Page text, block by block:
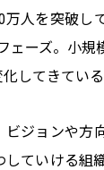
万人を突破
ェーズ。小
してきている
ビジョンや方
していける組